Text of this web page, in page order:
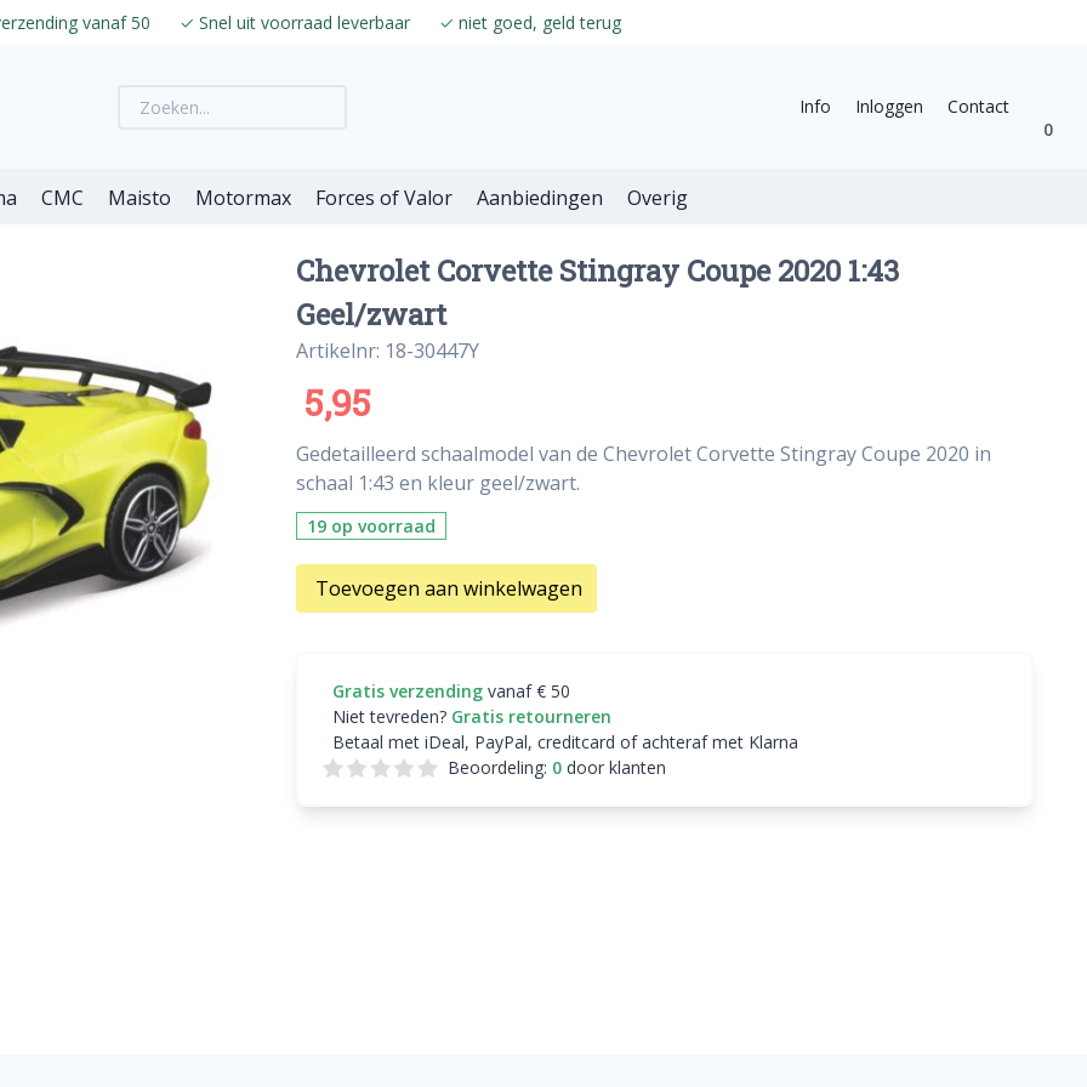
vanaf 50 ✓ Snel uit voorraad leverbaar ✓ niet goed, geld terug
Info Inloggen
Contact
0
CMC Maisto Motormax Forces of Valor Aanbiedingen Overig
Chevrolet Corvette Stingray Coupe 2020 1:43
Geel/zwart
Artikelnr: 18-30447Y
5,95
Gedetailleerd schaalmodel van de Chevrolet Corvette Stingray Coupe 2020 in
schaal 1:43 en kleur geel/zwart.
19 op voorraad
Toevoegen aan winkelwagen
Gratis verzending vanaf € 50
Niet tevreden? Gratis retourneren
Betaal met iDeal, PayPal, creditcard of achteraf met Klarna
Beoordeling: 0door klanten